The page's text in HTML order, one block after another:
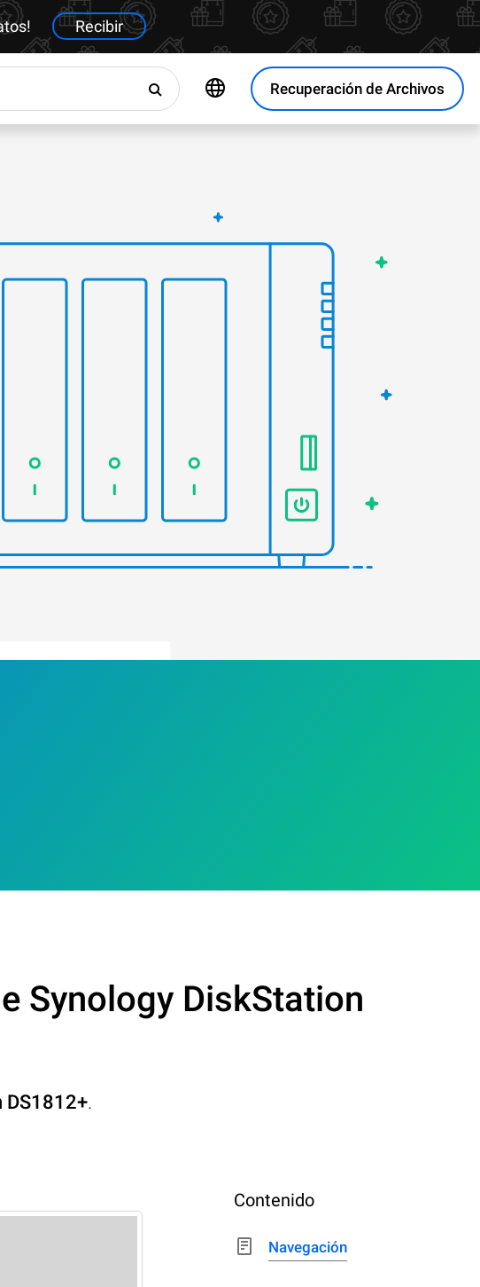
Recibir
Recuperación de Archivos
Synology DiskStation
DS1812+.
Contenido
Navegación